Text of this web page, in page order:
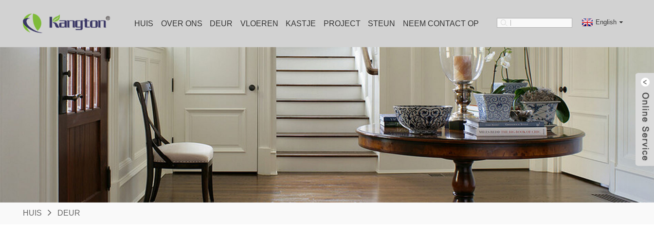
HUIS OVER ONS DEUR VLOEREN KASTJE PROJECT STEUN NEEM CONTACT OP English
HUIS DEUR